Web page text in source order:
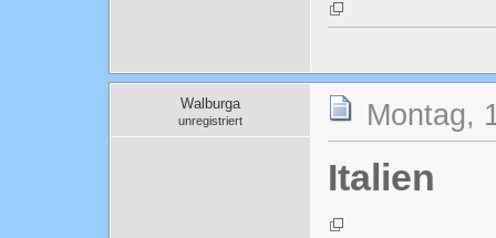
Walburga
unregistriert Montag,
Italien